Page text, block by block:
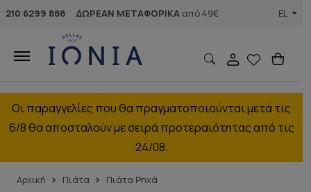
210 6299 888 ΔΩΡΕΑΝ ΜΕΤΑΦΟΡΙΚΑ από 49€ EL
Οι παραγγελίες που θα πραγματοποιούνται μετά τις
6/8 θα αποσταλούν με σειρά προτεραιότητας από τις
24/08.
Αρχική Πιάτα
Πιάτα Ρηχά